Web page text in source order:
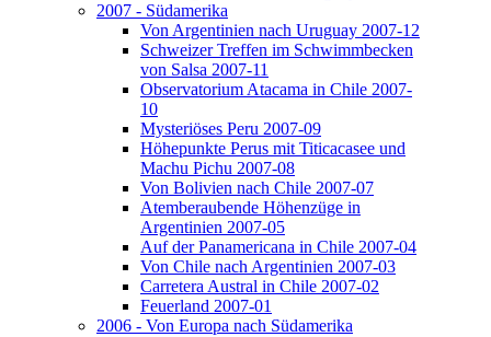
2007 - Südamerika
Von Argentinien nach Uruguay 2007-12
Schweizer Treffen im Schwimmbecken
von Salsa 2007-11
Observatorium Atacama in Chile 2007-
10
Mysteriöses Peru 2007-09
Höhepunkte Perus mit Titicacasee und
Machu Pichu 2007-08
Von Bolivien nach Chile 2007-07
Atemberaubende Höhenzüge in
Argentinien 2007-05
Auf der Panamericana in Chile 2007-04
Von Chile nach Argentinien 2007-03
Carretera Austral in Chile 2007-02
Feuerland 2007-01
2006 - Von Europa nach Südamerika